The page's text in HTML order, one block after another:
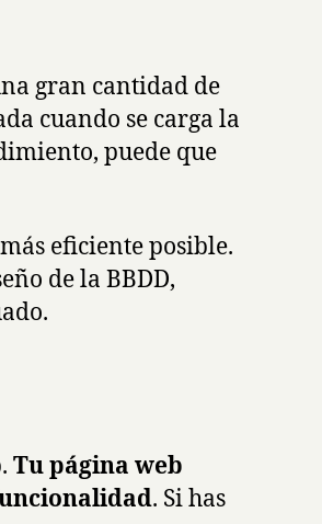
gran cantidad de
cuando se carga la
puede que
eficiente posible.
de la BBDD,
Tu página web
. Si has